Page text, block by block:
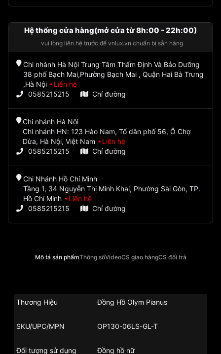
Hệ thống cửa hàng(mở cửa từ 8h:00 - 22h:00)
vui lòng liên hệ trước để vnlux.vn chuẩn bị sẵn hàng
Chi nhánh Hà Nội Trung Tâm Thẩm Định Và Bảo Dưỡng
38 phố Bạch Mai,Phường Bạch Mai , Quận Hai Bà Trưng
,Hà Nội
Liên hệ
0585215215
Chỉ đường
Chi nhánh Hà Nội
Chi nhánh HN: 123 Hào Nam, Tổ dân phố 56, Ô Chợ
Dừa, Hà Nội, Việt Nam
Liên hệ
0585215215
Chỉ đường
Chi Nhánh Hồ Chí Minh
Tầng 1, 34 Nguyễn Thị Minh Khai, Phường Sài Gòn, TP.
Hồ Chí Minh
Liên hệ
0585215215
Chỉ đường
Mô tả sản phẩmThông sốVideoCS giao hàngCS đổi trả
Thương Hiệu Đồng Hồ Olym Pianus
SKU/UPC/MPN OP130-06LS-GL-T
Đối tượng sử dụng Đồng hồ nữ